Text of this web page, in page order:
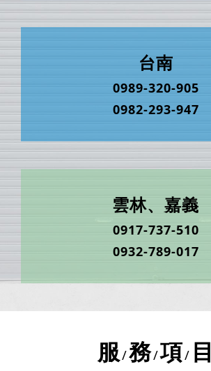
台南
0989-320-905
0982-293-947
雲林、嘉義
0917-737-510
0932-789-017
服/務/項/ 目